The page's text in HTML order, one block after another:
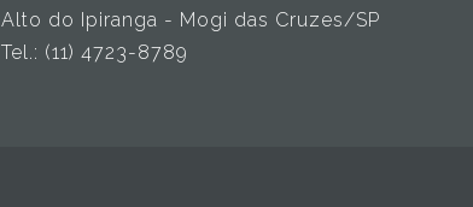
Alto do Ipiranga - Mogi das Cruzes/SP
Tel.: (11) 4723-8789